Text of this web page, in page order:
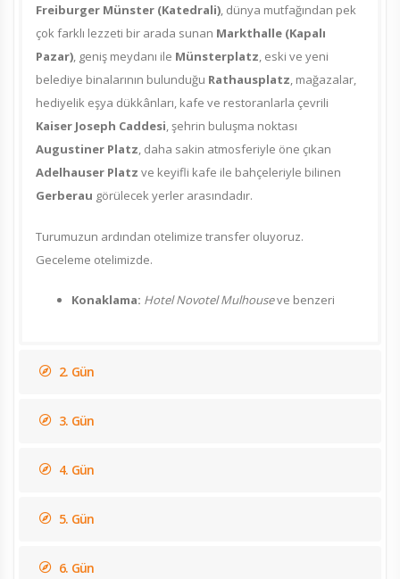
Freiburger Münster (Katedrali), dünya mutfağından pek
çok farklı lezzeti bir arada sunan Markthalle (Kapalı
Pazar), geniş meydanı ile Münsterplatz, eski ve yeni
belediye binalarının bulunduğu Rathausplatz, mağazalar,
hediyelik eşya dükkânları, kafe ve restoranlarla çevrili
Kaiser Joseph Caddesi, şehrin buluşma noktası
Augustiner Platz, daha sakin atmosferiyle öne çıkan
Adelhauser Platz ve keyifli kafe ile bahçeleriyle bilinen
Gerberau görülecek yerler arasındadır.
Turumuzun ardından otelimize transfer oluyoruz.
Geceleme otelimizde.
Konaklama: Hotel Novotel Mulhouseve benzeri
2. Gün
3. Gün
4. Gün
5. Gün
6. Gün